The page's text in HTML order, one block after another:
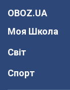
OBOZ.UA
Моя Школа
Світ
Спорт